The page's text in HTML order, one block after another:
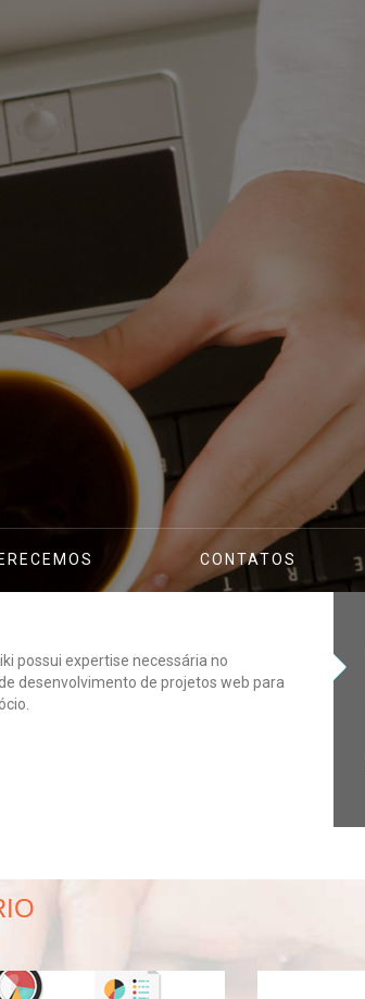
CONTATOS
possui expertise necessária no
desenvolvimento de projetos web para